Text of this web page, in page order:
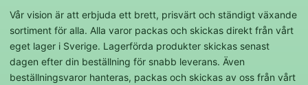
Vår vision är att erbjuda ett brett, prisvärt och ständigt växande
sortiment för alla. Alla varor packas och skickas direkt från vårt
eget lager i Sverige. Lagerförda produkter skickas senast
dagen efter din beställning för snabb leverans. Även
beställningsvaror hanteras, packas och skickas av oss från vårt